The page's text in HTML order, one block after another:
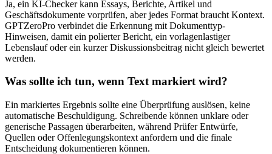
Ja, ein KI-Checker kann Essays, Berichte, Artikel und
Geschäftsdokumente vorprüfen, aber jedes Format braucht Kontext.
GPTZeroPro verbindet die Erkennung mit Dokumenttyp-
Hinweisen, damit ein polierter Bericht, ein vorlagenlastiger
Lebenslauf oder ein kurzer Diskussionsbeitrag nicht gleich bewertet
werden.
Was sollte ich tun, wenn Text markiert wird?
Ein markiertes Ergebnis sollte eine Überprüfung auslösen, keine
automatische Beschuldigung. Schreibende können unklare oder
generische Passagen überarbeiten, während Prüfer Entwürfe,
Quellen oder Offenlegungskontext anfordern und die finale
Entscheidung dokumentieren können.